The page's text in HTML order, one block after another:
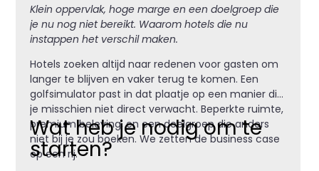
Klein oppervlak, hoge marge en een doelgroep die
je nu nog niet bereikt. Waarom hotels die nu
instappen het verschil maken.
Hotels zoeken altijd naar redenen voor gasten om
langer te blijven en vaker terug te komen. Een
golfsimulator past in dat plaatje op een manier die
je misschien niet direct verwacht. Beperkte ruimte,
premium beleving, en een doelgroep die anders
niet bij je zou boeken. We zetten de business case
op een rij.
Wat heb je nodig om te
starten?